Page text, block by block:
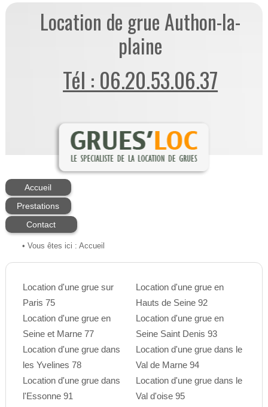
Location de grue Authon-la-
plaine
Tél : 06.20.53.06.37
Accueil
Prestations
Contact
• Vous êtes ici : Accueil
Location d'une grue sur
Paris 75
Location d'une grue en
Seine et Marne 77
Location d'une grue dans
les Yvelines 78
Location d'une grue dans
l'Essonne 91
Location d'une grue en
Hauts de Seine 92
Location d'une grue en
Seine Saint Denis 93
Location d'une grue dans le
Val de Marne 94
Location d'une grue dans le
Val d'oise 95